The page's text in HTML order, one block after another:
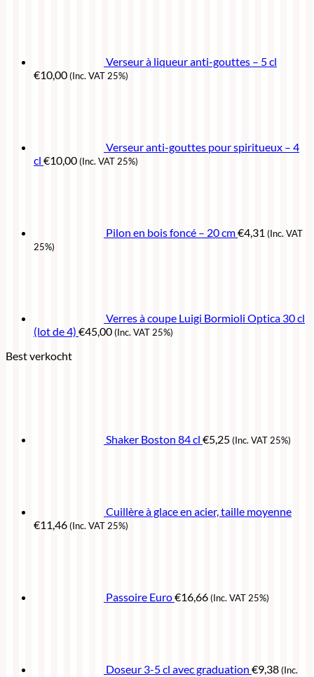
Verseur à liqueur anti-gouttes – 5 cl
€10,00(Inc. VAT 25%)
Verseur anti-gouttes pour spiritueux – 4
cl €10,00(Inc. VAT 25%)
Pilon en bois foncé – 20 cm€4,31 (Inc. VAT
25%)
Verres à coupe Luigi Bormioli Optica 30 cl
(lot de 4) €45,00(Inc. VAT 25%)
Best verkocht
Shaker Boston 84 cl €5,25(Inc. VAT 25%)
Cuillère à glace en acier, taille moyenne
€11,46(Inc. VAT 25%)
Passoire Euro€16,66(Inc. VAT 25%)
Doseur 3-5 cl avec graduation €9,38(Inc.